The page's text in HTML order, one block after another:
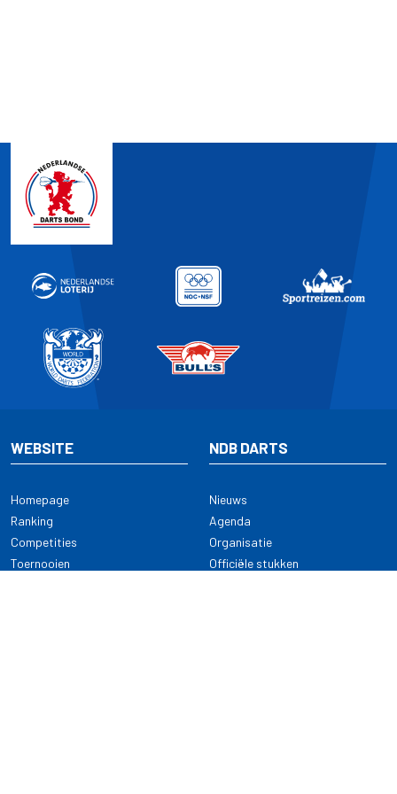
WEBSITE
Homepage
Ranking
Competities
Toernooien
NDB DARTS
Nieuws
Agenda
Organisatie
Officiële stukken